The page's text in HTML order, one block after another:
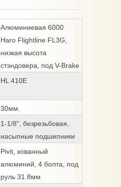
Алюминиевая 6000
Haro Flightline FL3G,
низкая высота
стэндовера, под V-Brake
HL 410E
30мм.
1-1/8", безрезьбовая,
насыпные подшипники
Pivit, кованный
алюминий, 4 болта, под
руль 31.8мм